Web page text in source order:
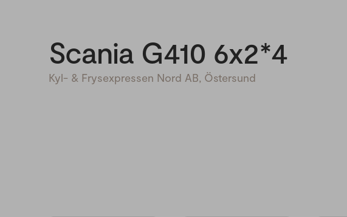
Scania G410 6x2*4
Kyl- & Frysexpressen Nord AB, Östersund